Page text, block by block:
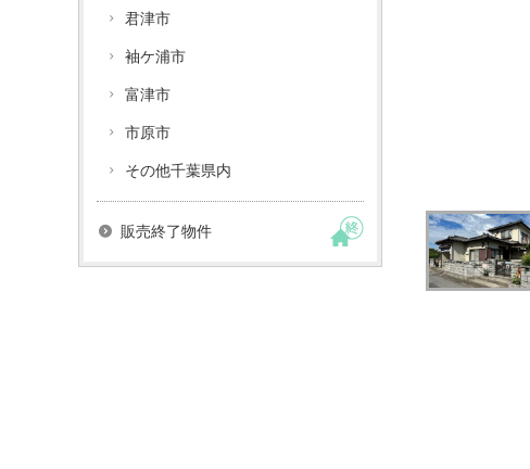
君津市
袖ケ浦市
富津市
市原市
その他千葉県内
販売終了物件